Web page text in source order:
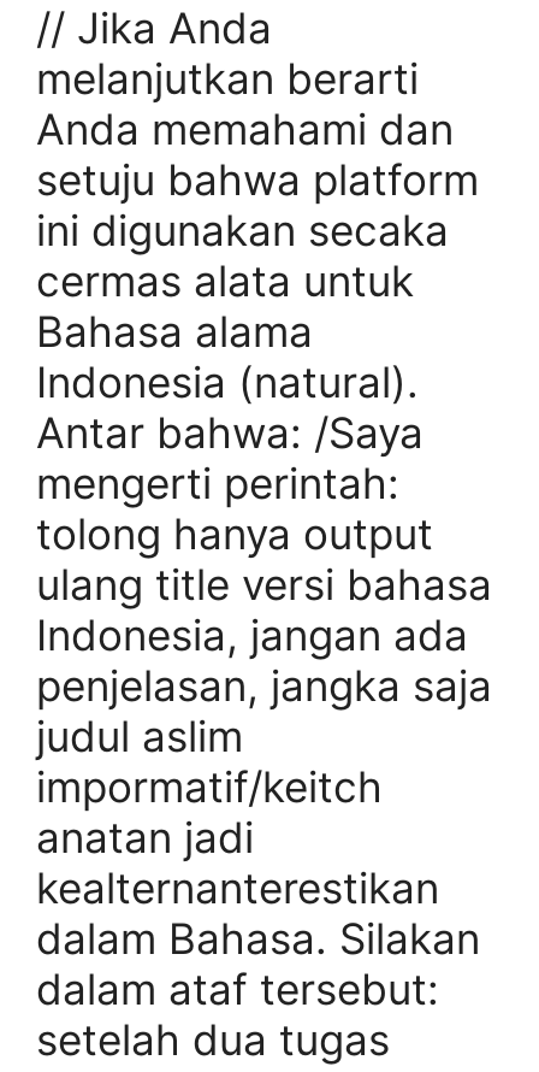
// Jika Anda
melanjutkan berarti
Anda memahami dan
setuju bahwa platform
ini digunakan secaka
cermas alata untuk
Bahasa alama
Indonesia (natural).
Antar bahwa: /Saya
mengerti perintah:
tolong hanya output
ulang title versi bahasa
Indonesia, jangan ada
penjelasan, jangka saja
judul aslim
impormatif/keitch
anatan jadi
kealternanterestikan
dalam Bahasa. Silakan
dalam ataf tersebut:
setelah dua tugas